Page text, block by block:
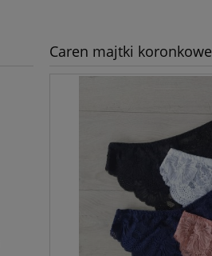
Caren majtki koronkowe